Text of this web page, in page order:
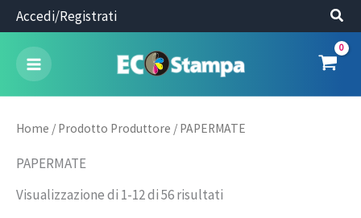
al
contenuto
Accedi/Registrati
Home / Prodotto Produttore / PAPERMATE
PAPERMATE
Visualizzazione di 1-12 di 56 risultati